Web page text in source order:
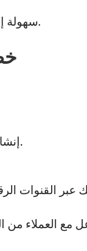
سهولة إدارة المبيعات والمتابعة باستخدام تقنيات التحليل الرقمي.
إنشاء موقع إلكتروني والاستثمار في تحسين تجربة المستخدم.